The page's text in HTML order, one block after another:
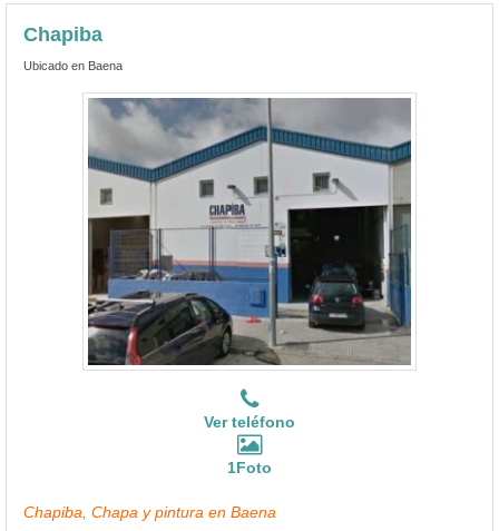
Chapiba
Ubicado en Baena
Ver teléfono
1Foto
Chapiba, Chapa y pintura en Baena